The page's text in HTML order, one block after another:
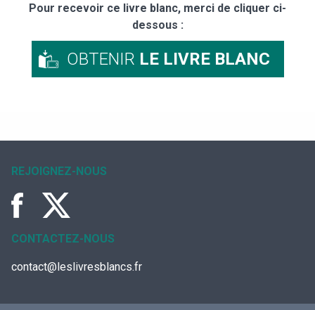
Pour recevoir ce livre blanc, merci de cliquer ci-
dessous :
OBTENIR LE LIVRE BLANC
REJOIGNEZ-NOUS
CONTACTEZ-NOUS
contact@leslivresblancs.fr